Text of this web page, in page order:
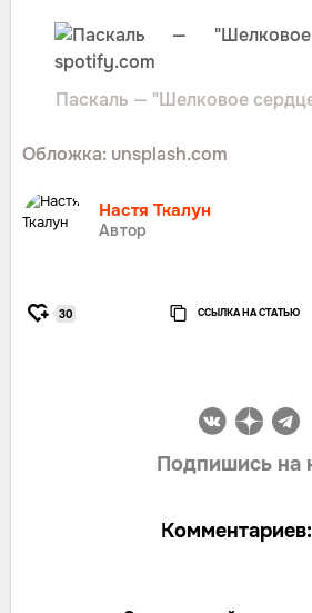
Паскаль — "Шелковое
Обложка: unsplash.com
Настя Ткалун
Автор
30 ССЫЛКА НА СТАТЬЮ
Подпишись на
Комментариев: